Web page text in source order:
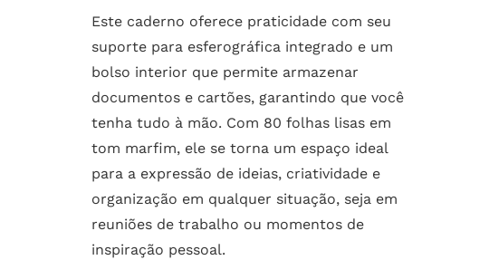
Este caderno oferece praticidade com seu
suporte para esferográfica integrado e um
bolso interior que permite armazenar
documentos e cartões, garantindo que você
tenha tudo à mão. Com 80 folhas lisas em
tom marfim, ele se torna um espaço ideal
para a expressão de ideias, criatividade e
organização em qualquer situação, seja em
reuniões de trabalho ou momentos de
inspiração pessoal.